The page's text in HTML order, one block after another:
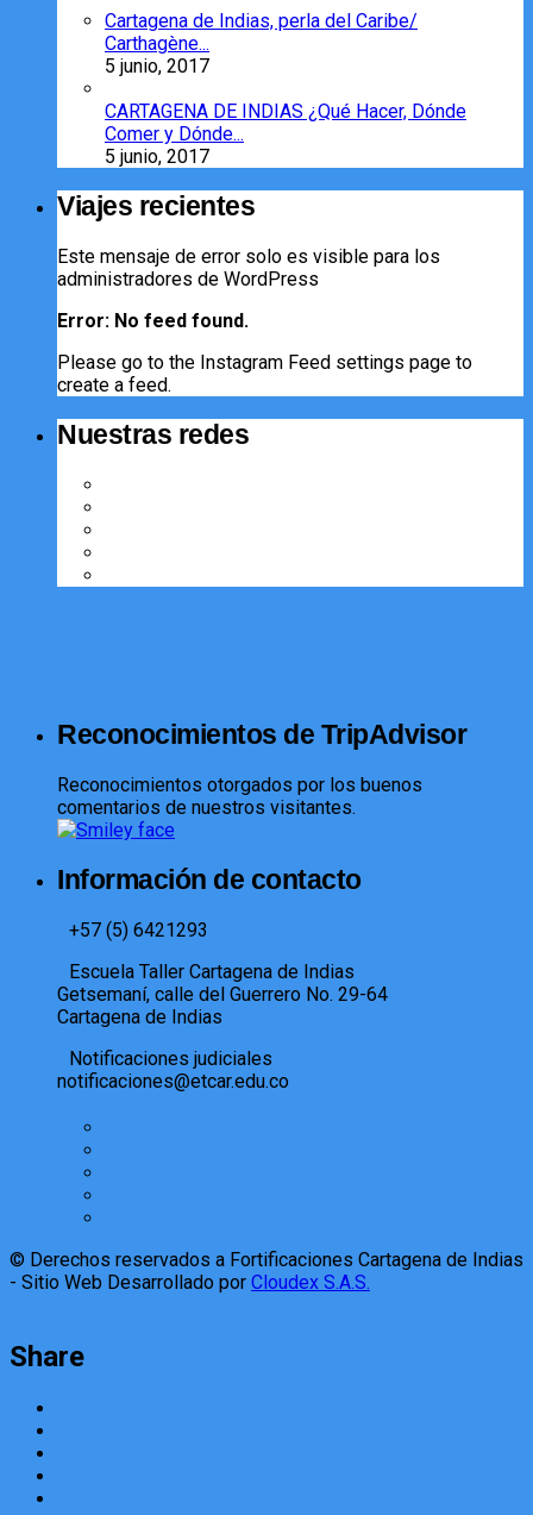
Cartagena de Indias, perla del Caribe/
Carthagène...
5 junio, 2017
CARTAGENA DE INDIAS ¿Qué Hacer, Dónde
Comer y Dónde...
5 junio, 2017
Viajes recientes
Este mensaje de error solo es visible para los
administradores de WordPress
Error: No feed found.
Please go to the Instagram Feed settings page to
create a feed.
Nuestras redes
Reconocimientos de TripAdvisor
Reconocimientos otorgados por los buenos
comentarios de nuestros visitantes.
Información de contacto
+57 (5) 6421293​
Escuela Taller Cartagena de Indias
Getsemaní, calle del Guerrero No. 29-64
Cartagena de Indias
Notificaciones judiciales
notificaciones@etcar.edu.co
© Derechos reservados a Fortificaciones Cartagena de Indias
- Sitio Web Desarrollado por Cloudex S.A.S.
Share